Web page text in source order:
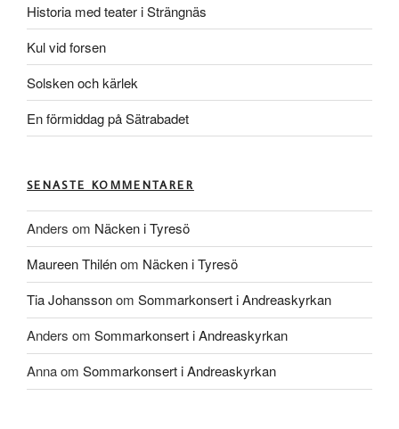
Historia med teater i Strängnäs
Kul vid forsen
Solsken och kärlek
En förmiddag på Sätrabadet
SENASTE KOMMENTARER
Anders om Näcken i Tyresö
Maureen Thilénom Näcken i Tyresö
Tia Johanssonom Sommarkonsert i Andreaskyrkan
Anders om Sommarkonsert i Andreaskyrkan
Annaom Sommarkonsert i Andreaskyrkan